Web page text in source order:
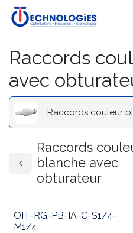
Se rendre au contenu
Raccords
avec
Raccords couleur
Raccords
blanche avec
obturateur
OIT-RG-PB-IA-C-S1/4-
M1/4